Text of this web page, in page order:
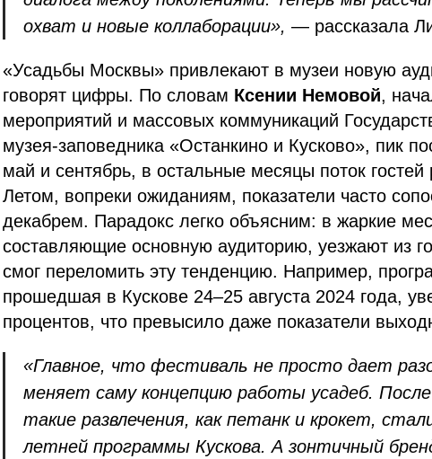
охват и новые коллаборации», — рассказала
«Усадьбы Москвы» привлекают в музеи новую
говорят цифры. По словам Ксении Немовой,
мероприятий и массовых коммуникаций
музея-заповедника «Останкино и Кусково», пик
май и сентябрь, в остальные месяцы поток
Летом, вопреки ожиданиям, показатели часто
декабрем. Парадокс легко объясним: в жаркие
составляющие основную аудиторию, уезжают из
смог переломить эту тенденцию. Например,
прошедшая в Кускове 24–25 августа 2024 года,
процентов, что превысило даже показатели
«Главное, что фестиваль не просто дает
меняет саму концепцию работы усадеб. После
такие развлечения, как петанк и крокет,
летней программы Кускова. А зонтичный